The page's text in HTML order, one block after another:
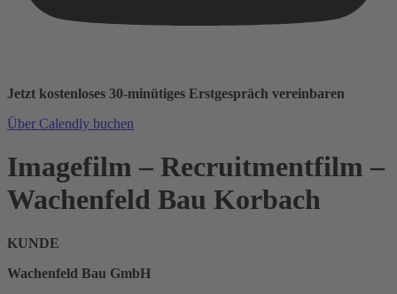
Jetzt kostenloses 30-minütiges Erstgespräch vereinbaren
Über Calendly buchen
Imagefilm – Recruitmentfilm –
Wachenfeld Bau Korbach
KUNDE
Wachenfeld Bau GmbH